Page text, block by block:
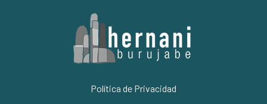
Política de Privacidad